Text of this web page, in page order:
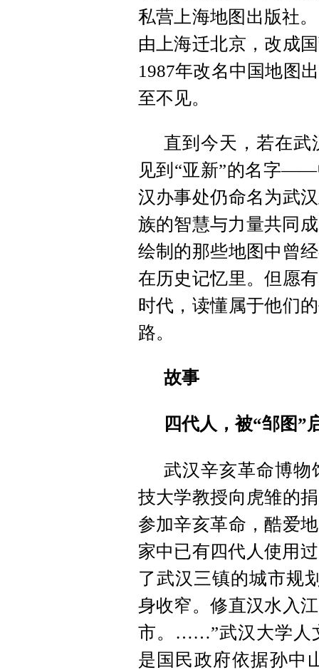
私营上海地图出版社
由上海迁北京，改成
1987年改名中国地图
至不见。
直到今天，若在
见到“亚新”的名字
汉办事处仍命名为武
族的智慧与力量共同
绘制的那些地图中曾
在历史记忆里。但愿
时代，读懂属于他们
路。
故事
四代人，被“邹图”
武汉辛亥革命博物
技大学教授向虎雏的
参加辛亥革命，酷爱
家中已有四代人使用
了武汉三镇的城市规
身收窄。修直汉水入
市。……”武汉大学人
是国民政府依据孙中